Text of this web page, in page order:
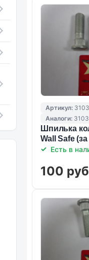
Артикул:
Аналоги:
Шпилька
Wall Safe
Есть в
100